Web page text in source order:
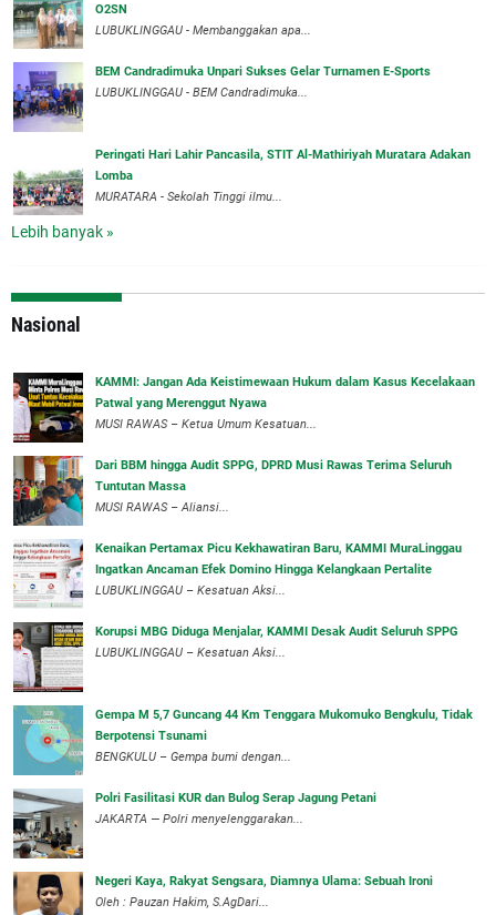
O2SN
LUBUKLINGGAU - Membanggakan apa...
BEM Candradimuka Unpari Sukses Gelar Turnamen E-Sports
LUBUKLINGGAU - BEM Candradimuka...
Peringati Hari Lahir Pancasila, STIT Al-Mathiriyah Muratara Adakan
Lomba
MURATARA - Sekolah Tinggi ilmu...
Lebih banyak »
Nasional
‎KAMMI: Jangan Ada Keistimewaan Hukum dalam Kasus Kecelakaan
Patwal yang Merenggut Nyawa
‎MUSI RAWAS – Ketua Umum Kesatuan...
Dari BBM hingga Audit SPPG, DPRD Musi Rawas Terima Seluruh
Tuntutan Massa
MUSI RAWAS – Aliansi...
‎Kenaikan Pertamax Picu Kekhawatiran Baru, KAMMI MuraLinggau
Ingatkan Ancaman Efek Domino Hingga Kelangkaan Pertalite
‎LUBUKLINGGAU – Kesatuan Aksi...
Korupsi MBG Diduga Menjalar, KAMMI Desak Audit Seluruh SPPG
‎LUBUKLINGGAU – Kesatuan Aksi...
Gempa M 5,7 Guncang 44 Km Tenggara Mukomuko Bengkulu, Tidak
Berpotensi Tsunami
BENGKULU – Gempa bumi dengan...
Polri Fasilitasi KUR dan Bulog Serap Jagung Petani
JAKARTA — Polri menyelenggarakan...
Negeri Kaya, Rakyat Sengsara, Diamnya Ulama: Sebuah Ironi
Oleh : Pauzan Hakim, S.AgDari...